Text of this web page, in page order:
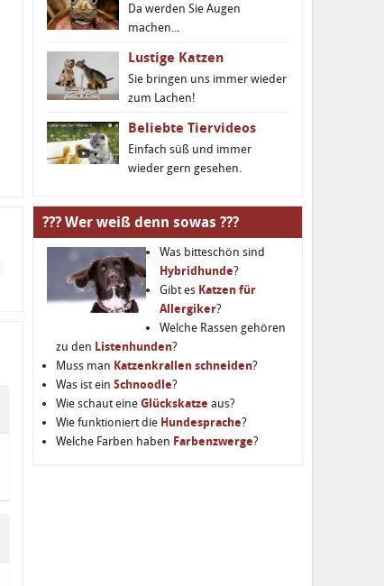
Da werden Sie Augen
machen...
Lustige Katzen
Sie bringen uns immer wieder
zum Lachen!
Beliebte Tiervideos
Einfach süß und immer
wieder gern gesehen.
??? Wer weiß denn sowas ???
Was bitteschön sind
Hybridhunde?
Gibt es Katzen für
Allergiker?
Welche Rassen gehören
zu den Listenhunden?
Muss man Katzenkrallen schneiden?
Was ist ein Schnoodle?
Wie schaut eine Glückskatze aus?
Wie funktioniert die Hundesprache?
Welche Farben haben Farbenzwerge?